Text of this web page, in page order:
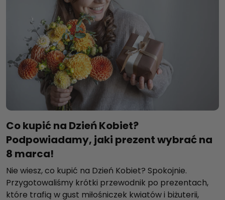
Co kupić na Dzień Kobiet?
Podpowiadamy, jaki prezent wybrać na
8 marca!
Nie wiesz, co kupić na Dzień Kobiet? Spokojnie.
Przygotowaliśmy krótki przewodnik po prezentach,
które trafią w gust miłośniczek kwiatów i biżuterii,